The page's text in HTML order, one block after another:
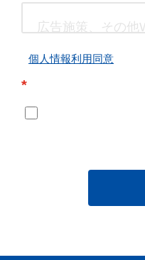
個人情報利用同意
*